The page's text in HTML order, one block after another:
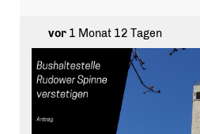
vor1 Monat 12 Tagen